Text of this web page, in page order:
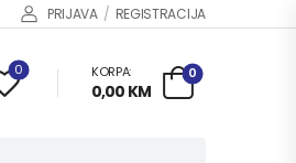
PRIJAVA / REGISTRACIJA
0 KORPA:
0,00 KM
0